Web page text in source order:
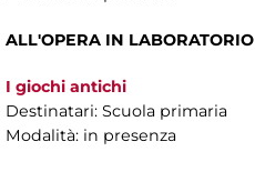
ALL'OPERA IN LABORATORIO
I giochi antichi
Destinatari: Scuola primaria
Modalità: in presenza